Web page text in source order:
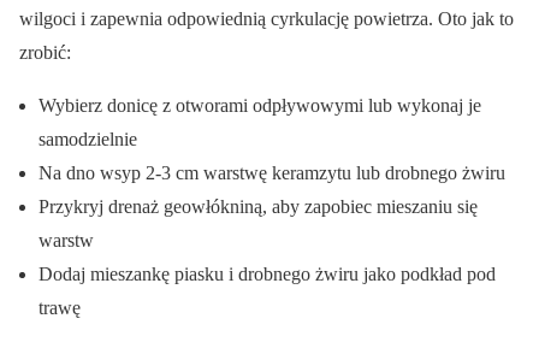
wilgoci i zapewnia odpowiednią cyrkulację powietrza. Oto jak to
zrobić:
Wybierz donicę z otworami odpływowymi lub wykonaj je
samodzielnie
Na dno wsyp 2-3 cm warstwę keramzytu lub drobnego żwiru
Przykryj drenaż geowłókniną, aby zapobiec mieszaniu się
warstw
Dodaj mieszankę piasku i drobnego żwiru jako podkład pod
trawę